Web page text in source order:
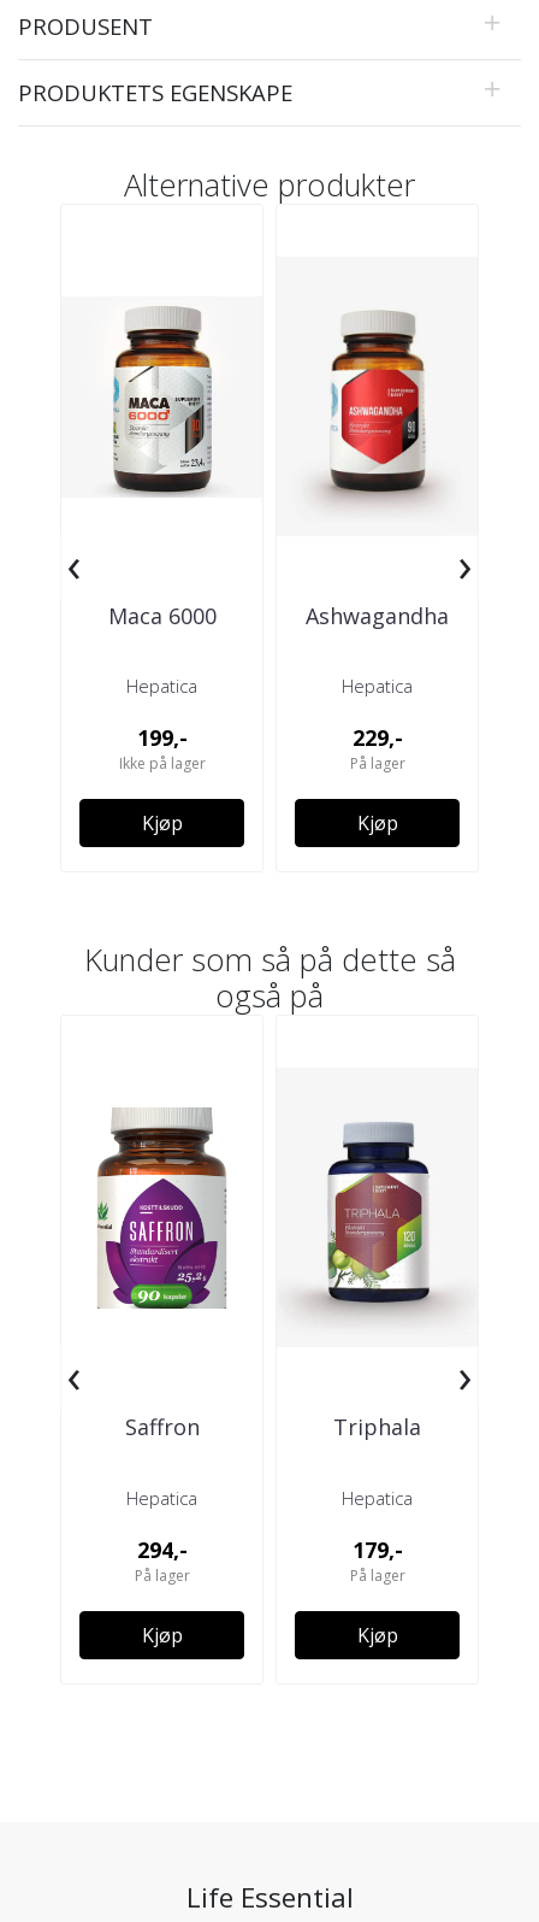
PRODUSENT
PRODUKTETS EGENSKAPE
Alternative produkter
Maca 6000
Hepatica
199,-
Ikke på lager
Kjøp
Ashwagandha
Hepatica
229,-
På lager
Kjøp
‹ ›
Kunder som så på dette så
også på
Saffron
Hepatica
294,-
På lager
Kjøp
Triphala
Hepatica
179,-
På lager
Kjøp
‹ ›
Life Essential